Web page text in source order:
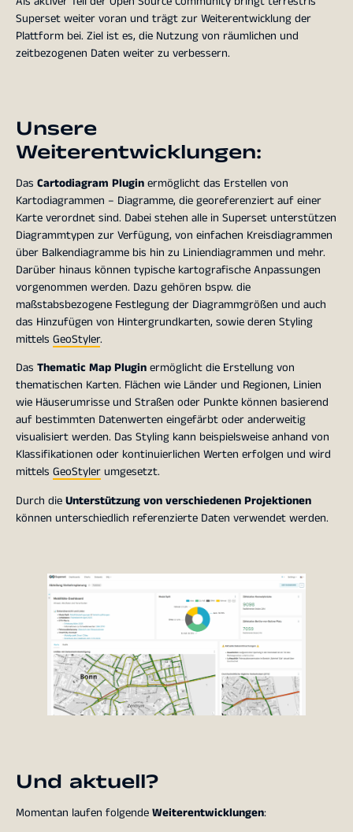
Superset weiter voran und trägt zur Weiterentwicklung der
Plattform bei. Ziel ist es, die Nutzung von räumlichen und
zeitbezogenen Daten weiter zu verbessern.
Unsere
Weiterentwicklungen:
Das Cartodiagram Pluginermöglicht das Erstellen von
Kartodiagrammen – Diagramme, die georeferenziert auf einer
Karte verordnet sind. Dabei stehen alle in Superset unterstützen
Diagrammtypen zur Verfügung, von einfachen Kreisdiagrammen
über Balkendiagramme bis hin zu Liniendiagrammen und mehr.
Darüber hinaus können typische kartografische Anpassungen
vorgenommen werden. Dazu gehören bspw. die
maßstabsbezogene Festlegung der Diagrammgrößen und auch
das Hinzufügen von Hintergrundkarten, sowie deren Styling
mittels GeoStyler.
Das Thematic Map Pluginermöglicht die Erstellung von
thematischen Karten. Flächen wie Länder und Regionen, Linien
wie Häuserumrisse und Straßen oder Punkte können basierend
auf bestimmten Datenwerten eingefärbt oder anderweitig
visualisiert werden. Das Styling kann beispielsweise anhand von
Klassifikationen oder kontinuierlichen Werten erfolgen und wird
mittels GeoStylerumgesetzt.
Durch dieUnterstützung von verschiedenen Projektionen
können unterschiedlich referenzierte Daten verwendet werden.
Und aktuell?
Momentan laufen folgendeWeiterentwicklungen: